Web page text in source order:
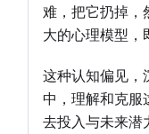
难，把它扔掉，
大的心理模型，
这种认知偏见，
中，理解和克服
去投入与未来潜